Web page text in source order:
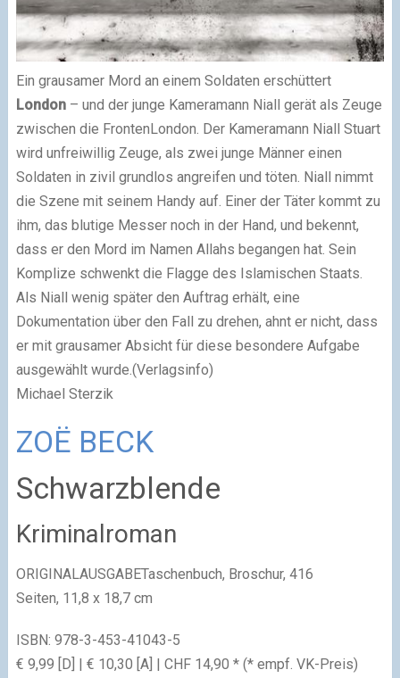
Ein grausamer Mord an einem Soldaten erschüttert
London– und der junge Kameramann Niall gerät als Zeuge
zwischen die FrontenLondon. Der Kameramann Niall Stuart
wird unfreiwillig Zeuge, als zwei junge Männer einen
Soldaten in zivil grundlos angreifen und töten. Niall nimmt
die Szene mit seinem Handy auf. Einer der Täter kommt zu
ihm, das blutige Messer noch in der Hand, und bekennt,
dass er den Mord im Namen Allahs begangen hat. Sein
Komplize schwenkt die Flagge des Islamischen Staats.
Als Niall wenig später den Auftrag erhält, eine
Dokumentation über den Fall zu drehen, ahnt er nicht, dass
er mit grausamer Absicht für diese besondere Aufgabe
ausgewählt wurde.(Verlagsinfo)
Michael Sterzik
ZOË BECK
Schwarzblende
Kriminalroman
ORIGINALAUSGABETaschenbuch, Broschur, 416
Seiten, 11,8 x 18,7 cm
ISBN: 978-3-453-41043-5
€ 9,99 [D] | € 10,30 [A] | CHF 14,90 * (* empf. VK-Preis)